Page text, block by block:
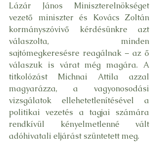
Lázár János Miniszterelnökséget
vezető miniszter és Kovács Zoltán
kormányszóvivő kérdésünkre azt
válaszolta, minden
sajtómegkeresésre reagálnak – az ő
válaszuk is várat még magára. A
titkolózást Michnai Attila azzal
magyarázza, a vagyonosodási
vizsgálatok ellehetetlenítésével a
politikai vezetés a tagjai számára
rendkívül kényelmetlenné vált
adóhivatali eljárást szüntetett meg.